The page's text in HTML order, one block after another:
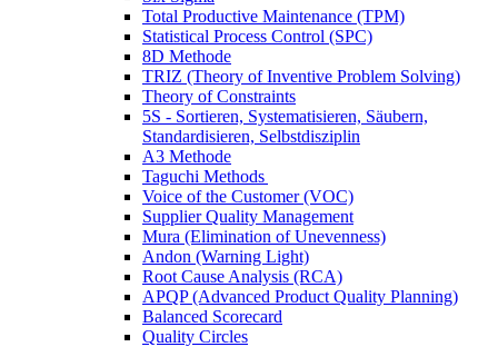
Total Productive Maintenance (TPM)
Statistical Process Control (SPC)
8D Methode
TRIZ (Theory of Inventive Problem Solving)
Theory of Constraints
5S - Sortieren, Systematisieren, Säubern,
Standardisieren, Selbstdisziplin
A3 Methode
Taguchi Methods
Voice of the Customer (VOC)
Supplier Quality Management
Mura (Elimination of Unevenness)
Andon (Warning Light)
Root Cause Analysis (RCA)
APQP (Advanced Product Quality Planning)
Balanced Scorecard
Quality Circles